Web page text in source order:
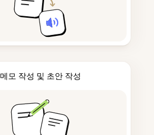
메모 작성 및 초안 작성